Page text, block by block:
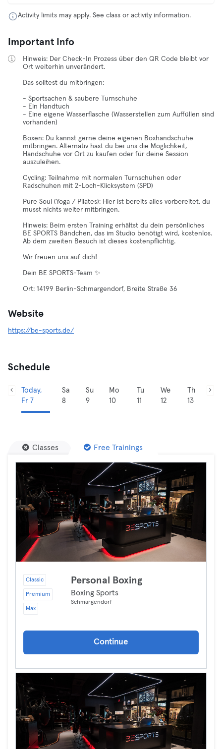
Activity limits may apply. See class or activity information.
Important Info
Hinweis: Der Check-In Prozess über den QR Code bleibt vor
Ort weiterhin unverändert.
Das solltest du mitbringen:
- Sportsachen & saubere Turnschuhe
- Ein Handtuch
- Eine eigene Wasserflasche (Wasserstellen zum Auffüllen sind
vorhanden)
Boxen: Du kannst gerne deine eigenen Boxhandschuhe
mitbringen. Alternativ hast du bei uns die Möglichkeit,
Handschuhe vor Ort zu kaufen oder für deine Session
auszuleihen.
Cycling: Teilnahme mit normalen Turnschuhen oder
Radschuhen mit 2-Loch-Klicksystem (SPD)
Pure Soul (Yoga / Pilates): Hier ist bereits alles vorbereitet, du
musst nichts weiter mitbringen.
Hinweis: Beim ersten Training erhältst du dein persönliches
BE SPORTS Bändchen, das im Studio benötigt wird, kostenlos.
Ab dem zweiten Besuch ist dieses kostenpflichtig.
Wir freuen uns auf dich!
Dein BE SPORTS-Team ✨
Ort: 14199 Berlin-Schmargendorf, Breite Straße 36
Website
https://be-sports.de/
Schedule
Today,
Fr 7
Sa
8
Su
9
Mo
10
Tu
11
We
12
Th
13
Classes Free Trainings
Classic
Premium
Max
Personal Boxing
Boxing Sports
Schmargendorf
Continue